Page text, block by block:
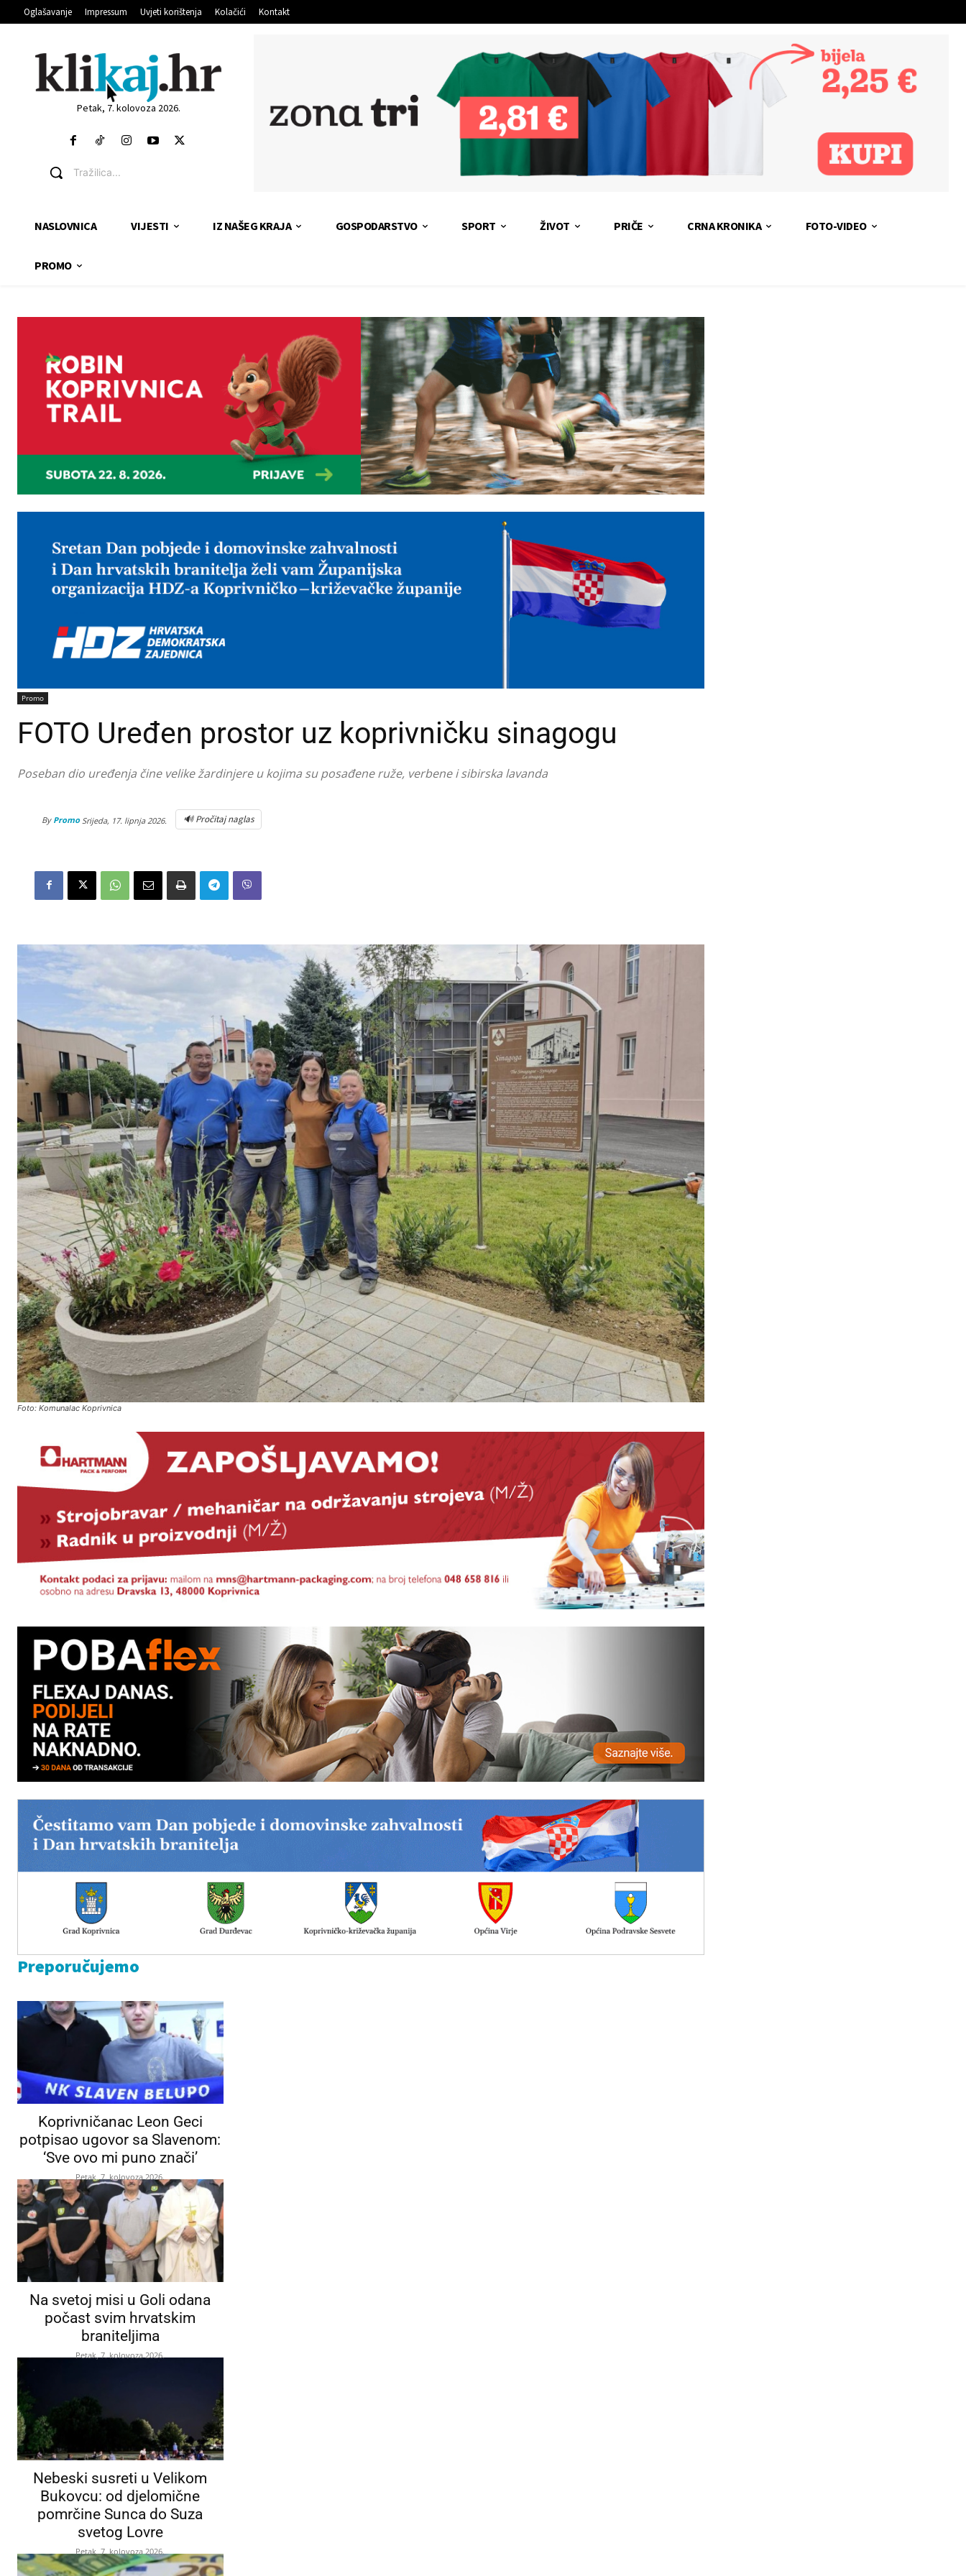
Oglašavanje Impressum Uvjeti korištenja Kolačići Kontakt
Petak, 7. kolovoza 2026.
Tražilica...
NASLOVNICA VIJESTI IZ NAŠEG KRAJA GOSPODARSTVO SPORT ŽIVOT PRIČE CRNA KRONIKA FOTO-VIDEO
PROMO
Promo
FOTO Uređen prostor uz koprivničku sinagogu
Poseban dio uređenja čine velike žardinjere u kojima su posađene ruže, verbene i sibirska lavanda
By Promo Srijeda, 17. lipnja 2026. 🔊 Pročitaj naglas
Foto: Komunalac Koprivnica
Preporučujemo
Koprivničanac Leon Geci
potpisao ugovor sa Slavenom:
‘Sve ovo mi puno znači’
Petak, 7. kolovoza 2026.
Na svetoj misi u Goli odana
počast svim hrvatskim
braniteljima
Petak, 7. kolovoza 2026.
Nebeski susreti u Velikom
Bukovcu: od djelomične
pomrčine Sunca do Suza
svetog Lovre
Petak, 7. kolovoza 2026.